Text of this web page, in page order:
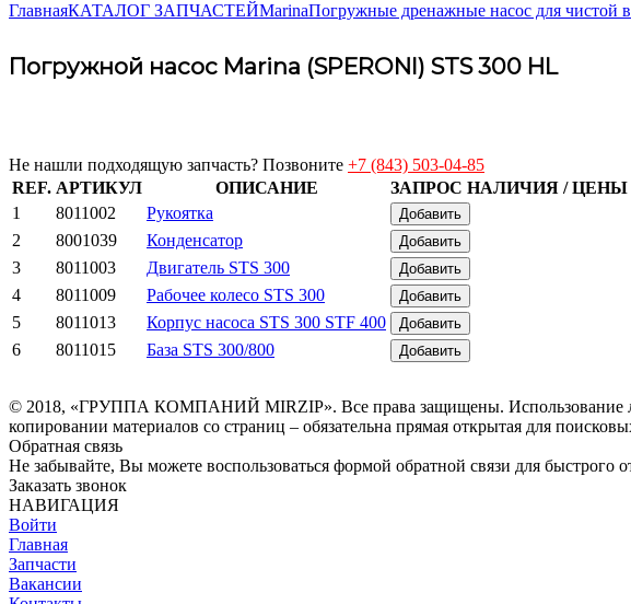
ГлавнаяКАТАЛОГ ЗАПЧАСТЕЙMarinaПогружные дренажные насос для чистой
Погружной насос Marina (SPERONI) STS 300 HL
Не нашли подходящую запчасть? Позвоните +7 (843) 503-04-85
REF. АРТИКУЛ ОПИСАНИЕ
ЗАПРОС НАЛИЧИЯ / ЦЕНЫ
1
8011002 Рукоятка Добавить
2 8001039 Конденсатор Добавить
3 8011003 Двигатель STS 300 Добавить
4 8011009 Рабочее колесо STS 300 Добавить
5 8011013 Корпус насоса STS 300 STF 400 Добавить
6 8011015 База STS 300/800 Добавить
© 2018, «ГРУППА КОМПАНИЙ MIRZIP». Все права защищены. Использование
копировании материалов со страниц – обязательна прямая открытая для
Обратная связь
Не забывайте, Вы можете воспользоваться формой обратной связи для быстрого
Заказать звонок
НАВИГАЦИЯ
Войти
Главная
Запчасти
Вакансии